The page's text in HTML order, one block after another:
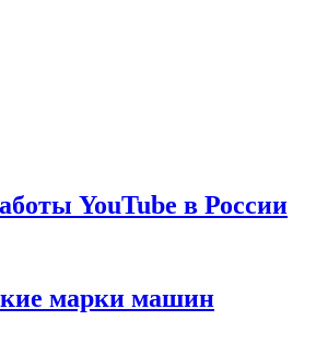
YouTube в России
марки машин